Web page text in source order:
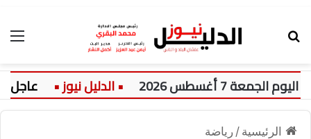
7 أغسطس 2026 عاجل:
الرئيسية / رياضة